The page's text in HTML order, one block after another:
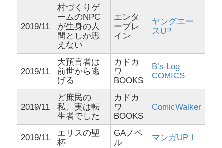
2019/11
村づくりゲ
ームのNPC
が生身の人
間としか思
えない
エンタ
ーブレ
イン
ヤングエー
スUP
2019/11
大預言者は
前世から逃
げる
カドカ
ワ
BOOKS
B’s-Log
COMICS
2019/11
ど庶民の
私、実は転
生者でした
カドカ
ワ
BOOKS
ComicWalker
2019/11
エリスの聖
杯
GAノベ
ル
マンガUP！